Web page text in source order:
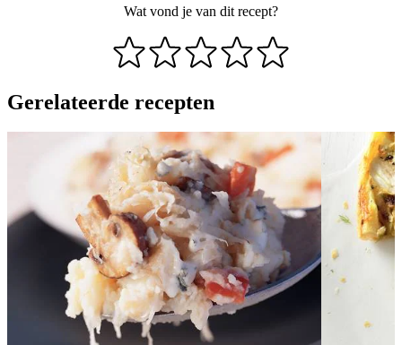
Wat vond je van dit recept?
Gerelateerde recepten